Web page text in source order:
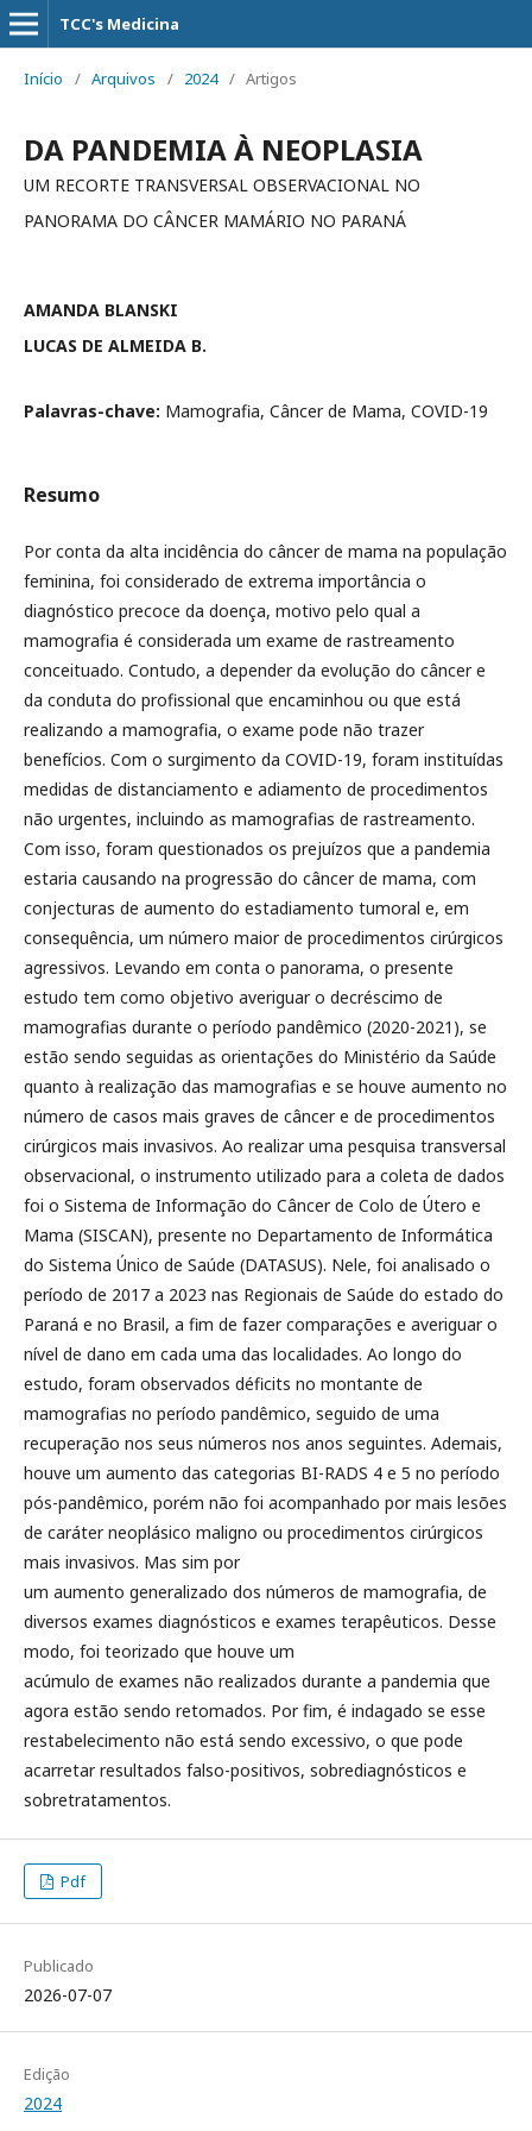
TCC's Medicina
Início / Arquivos / 2024 / Artigos
DA PANDEMIA À NEOPLASIA
UM RECORTE TRANSVERSAL OBSERVACIONAL NO
PANORAMA DO CÂNCER MAMÁRIO NO PARANÁ
AMANDA BLANSKI
LUCAS DE ALMEIDA B.
Palavras-chave: Mamografia, Câncer de Mama, COVID-19
Resumo
Por conta da alta incidência do câncer de mama na população
feminina, foi considerado de extrema importância o
diagnóstico precoce da doença, motivo pelo qual a
mamografia é considerada um exame de rastreamento
conceituado. Contudo, a depender da evolução do câncer e
da conduta do profissional que encaminhou ou que está
realizando a mamografia, o exame pode não trazer
benefícios. Com o surgimento da COVID-19, foram instituídas
medidas de distanciamento e adiamento de procedimentos
não urgentes, incluindo as mamografias de rastreamento.
Com isso, foram questionados os prejuízos que a pandemia
estaria causando na progressão do câncer de mama, com
conjecturas de aumento do estadiamento tumoral e, em
consequência, um número maior de procedimentos cirúrgicos
agressivos. Levando em conta o panorama, o presente
estudo tem como objetivo averiguar o decréscimo de
mamografias durante o período pandêmico (2020-2021), se
estão sendo seguidas as orientações do Ministério da Saúde
quanto à realização das mamografias e se houve aumento no
número de casos mais graves de câncer e de procedimentos
cirúrgicos mais invasivos. Ao realizar uma pesquisa transversal
observacional, o instrumento utilizado para a coleta de dados
foi o Sistema de Informação do Câncer de Colo de Útero e
Mama (SISCAN), presente no Departamento de Informática
do Sistema Único de Saúde (DATASUS). Nele, foi analisado o
período de 2017 a 2023 nas Regionais de Saúde do estado do
Paraná e no Brasil, a fim de fazer comparações e averiguar o
nível de dano em cada uma das localidades. Ao longo do
estudo, foram observados déficits no montante de
mamografias no período pandêmico, seguido de uma
recuperação nos seus números nos anos seguintes. Ademais,
houve um aumento das categorias BI-RADS 4 e 5 no período
pós-pandêmico, porém não foi acompanhado por mais lesões
de caráter neoplásico maligno ou procedimentos cirúrgicos
mais invasivos. Mas sim por
um aumento generalizado dos números de mamografia, de
diversos exames diagnósticos e exames terapêuticos. Desse
modo, foi teorizado que houve um
acúmulo de exames não realizados durante a pandemia que
agora estão sendo retomados. Por fim, é indagado se esse
restabelecimento não está sendo excessivo, o que pode
acarretar resultados falso-positivos, sobrediagnósticos e
sobretratamentos.
Pdf
Publicado
2026-07-07
Edição
2024